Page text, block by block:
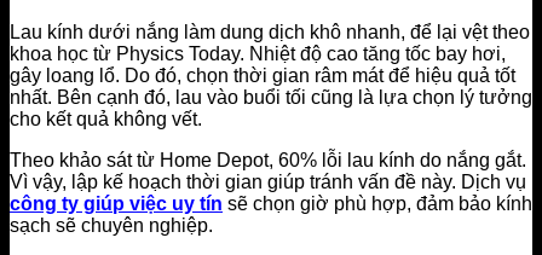
Lau kính dưới nắng làm dung dịch khô nhanh, để lại vệt theo
khoa học từ Physics Today. Nhiệt độ cao tăng tốc bay hơi,
gây loang lổ. Do đó, chọn thời gian râm mát để hiệu quả tốt
nhất. Bên cạnh đó, lau vào buổi tối cũng là lựa chọn lý tưởng
cho kết quả không vết.
Theo khảo sát từ Home Depot, 60% lỗi lau kính do nắng gắt.
Vì vậy, lập kế hoạch thời gian giúp tránh vấn đề này. Dịch vụ
công ty giúp việc uy tín sẽ chọn giờ phù hợp, đảm bảo kính
sạch sẽ chuyên nghiệp.